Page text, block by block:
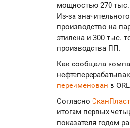
мощностью 270
Из-за
производство на
этилена и 300 тыс.
производства ПП.
Как сообщала
переименован в
Согласно
итогам первых
показателя годом